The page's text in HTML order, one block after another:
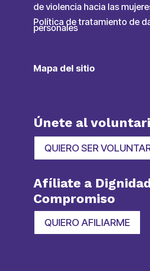
de violencia hacia las
Política de tratamiento de
personales
Mapa del sitio
Únete al
QUIERO SER
Afíliate a
Compromiso
QUIERO AFILIARME